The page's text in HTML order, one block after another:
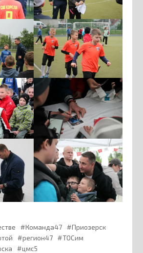
Команда47
Приозерск
регион47
ТОСим
цмс5